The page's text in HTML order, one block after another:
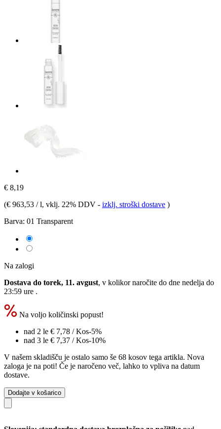
€ 8,19
(€ 963,53 / l, vklj. 22% DDV - izklj. stroški dostave )
Barva: 01 Transparent
Na zalogi
Dostava do torek, 11. avgust, v kolikor naročite do dne nedelja do
23:59 ure .
Na voljo količinski popust!
nad 2 le € 7,78 / Kos-5%
nad 3 le € 7,37 / Kos-10%
V našem skladišču je ostalo samo še 68 kosov tega artikla. Nova
zaloga je na poti! Če je naročeno več, lahko to vpliva na datum
dostave.
Dodajte v košarico